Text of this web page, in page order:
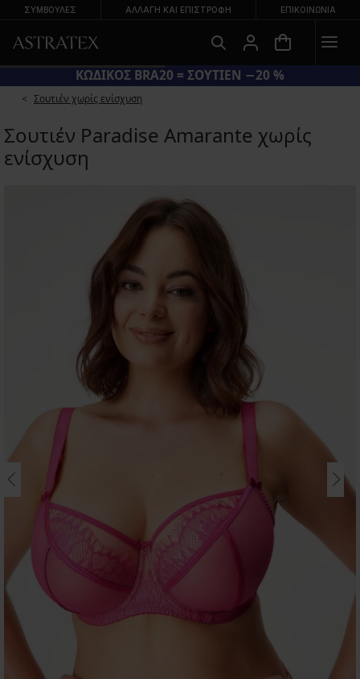
ΣΥΜΒΟΥΛΕΣ ΑΛΛΑΓΉ ΚΑΙ ΕΠΙΣΤΡΟΦΉ ΕΠΙΚΟΙΝΩΝΊΑ
ΚΩΔΙΚΟΣ BRA20 = ΣΟΥΤΙΕΝ −20 %
Σουτιέν χωρίς ενίσχυση
Σουτιέν Paradise Amarante χωρίς
ενίσχυση